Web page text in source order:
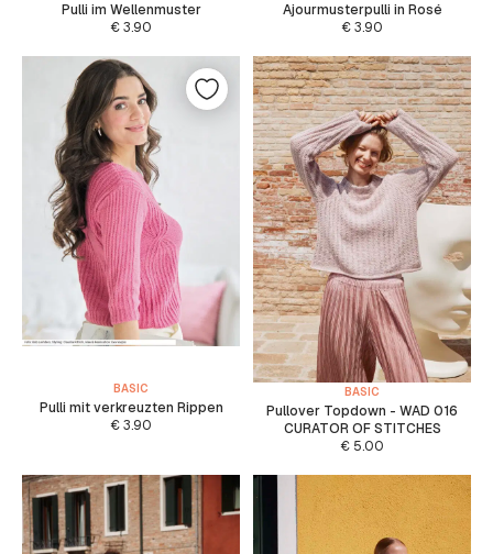
Pulli im Wellenmuster
€3.90
Ajourmusterpulli in Rosé
€3.90
BASIC
Pulli mit verkreuzten Rippen
€3.90
BASIC
Pullover Topdown - WAD 016
CURATOR OF STITCHES
€ 5.00